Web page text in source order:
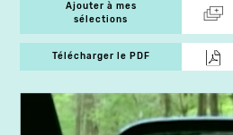
Ajouter à mes
sélections
Télécharger le PDF